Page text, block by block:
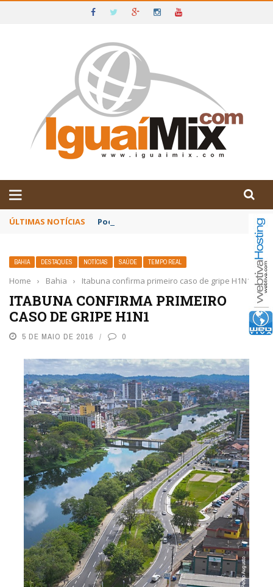
IGUAÍ E SUDOESTE DA BAHIA
ÚLTIMAS NOTÍCIAS Poetas baianos representam o Brasil no
BAHIA DESTAQUES NOTÍCIAS SAÚDE TEMPO REAL
Home › Bahia › Itabuna confirma primeiro caso de gripe H1N1
ITABUNA CONFIRMA PRIMEIRO
CASO DE GRIPE H1N1
5 DE MAIO DE 2016 0